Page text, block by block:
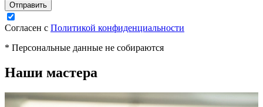
Согласен с Политикой конфиденциальности
* Персональные данные не собираются
Наши мастера